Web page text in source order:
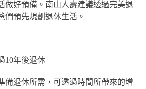
做好預備。南山人壽建議透過完美退
們預先規劃退休生活。
10年後退休
備退休所需，可透過時間所帶來的增